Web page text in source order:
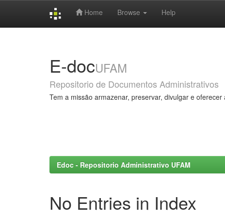
Home Browse Help
E-docUFAM
Repositorio de Documentos Administrativos
Tem a missão armazenar, preservar, divulgar e
Edoc - Repositorio Administrativo UFAM
No Entries in Index